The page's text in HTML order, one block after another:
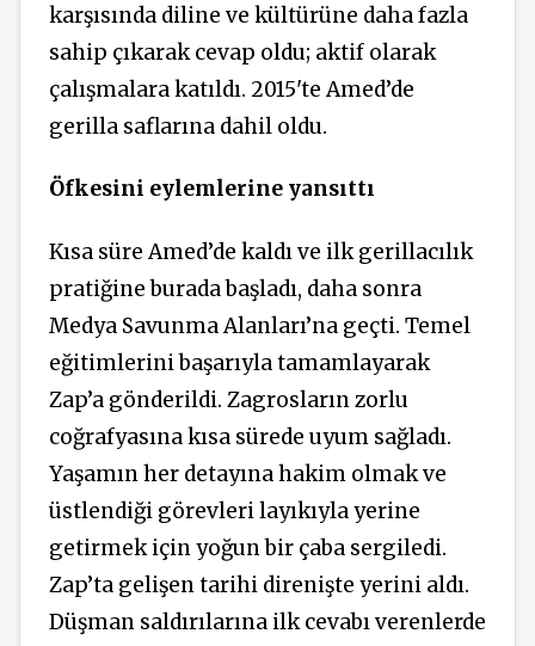
karşısında diline ve kültürüne daha fazla
sahip çıkarak cevap oldu; aktif olarak
çalışmalara katıldı. 2015'te Amed’de
gerilla saflarına dahil oldu.
Öfkesini eylemlerine yansıttı
Kısa süre Amed’de kaldı ve ilk gerillacılık
pratiğine burada başladı, daha sonra
Medya Savunma Alanları’na geçti. Temel
eğitimlerini başarıyla tamamlayarak
Zap’a gönderildi. Zagrosların zorlu
coğrafyasına kısa sürede uyum sağladı.
Yaşamın her detayına hakim olmak ve
üstlendiği görevleri layıkıyla yerine
getirmek için yoğun bir çaba sergiledi.
Zap’ta gelişen tarihi direnişte yerini aldı.
Düşman saldırılarına ilk cevabı verenlerde